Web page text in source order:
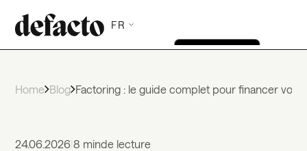
FR
Home Blog Factoring : le guide complet pour financer vos
24.06.2026 |8 minde lecture